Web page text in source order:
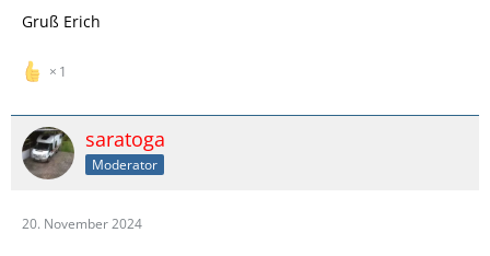
Gruß Erich
1
saratoga
Moderator
20. November 2024